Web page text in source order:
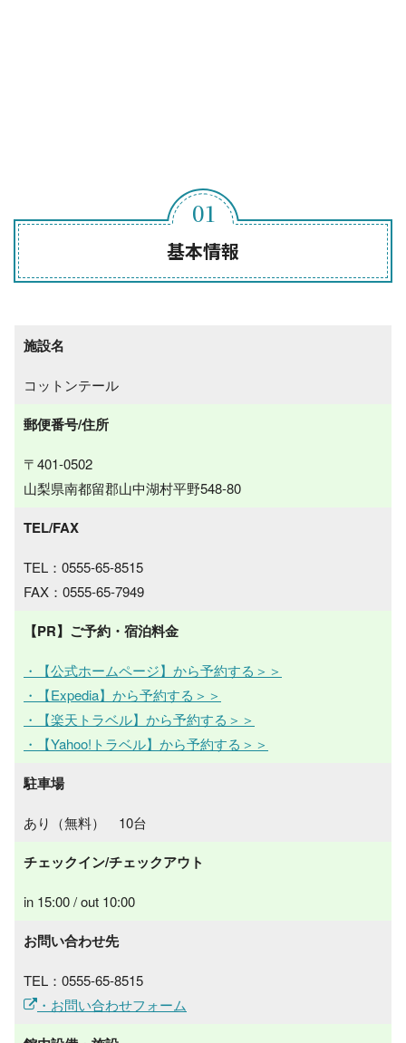
基本情報
施設名
コットンテール
郵便番号/住所
〒401-0502
山梨県南都留郡山中湖村平野548-80
TEL/FAX
TEL：0555-65-8515
FAX：0555-65-7949
【PR】ご予約・宿泊料金
・【公式ホームページ】から予約する＞＞
・【Expedia】から予約する＞＞
・【楽天トラベル】から予約する＞＞
・【Yahoo!トラベル】から予約する＞＞
駐車場
あり（無料） 10台
チェックイン/チェックアウト
in 15:00 / out 10:00
お問い合わせ先
TEL：0555-65-8515
・お問い合わせフォーム